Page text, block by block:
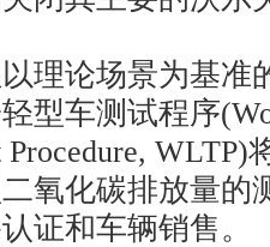
理论场景为基准
型车测试程序
Procedure,
氧化碳排放量的
证和车辆销售。